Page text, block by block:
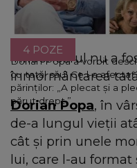
Dorian Popa a vorbit
cu tatăl său! Ce l-a
părinților: „A plecat și a
părut drept.”
4 POZE
Influencerul nu a
înmormântarea
Dorian Popa, în
de-a lungul vieții
cât și prin unele
lui, care l-au